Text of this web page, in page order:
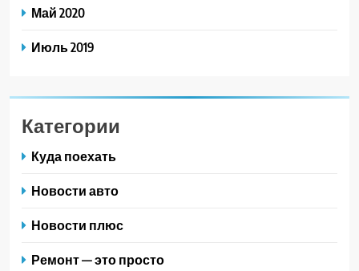
Май 2020
Июль 2019
Категории
Куда поехать
Новости авто
Новости плюс
Ремонт — это просто